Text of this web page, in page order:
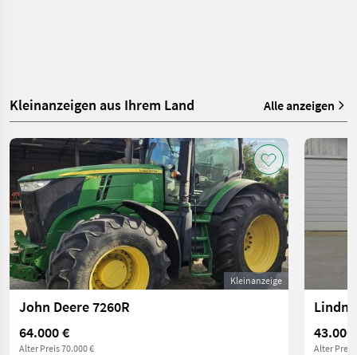
Kleinanzeigen aus Ihrem Land Alle anzeigen
Kleinanzeige
John Deere 7260R
64.000 €
Alter Preis 70.000 €
43.000
Alter Preis